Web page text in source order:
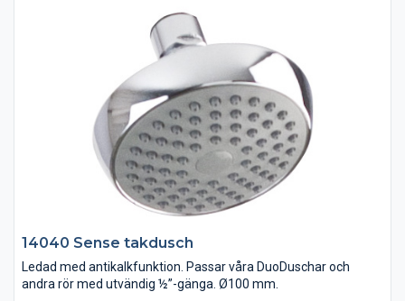
14040 Sense takdusch
Ledad med antikalkfunktion. Passar våra DuoDuschar och
andra rör med utvändig ½”-gänga. Ø100 mm.